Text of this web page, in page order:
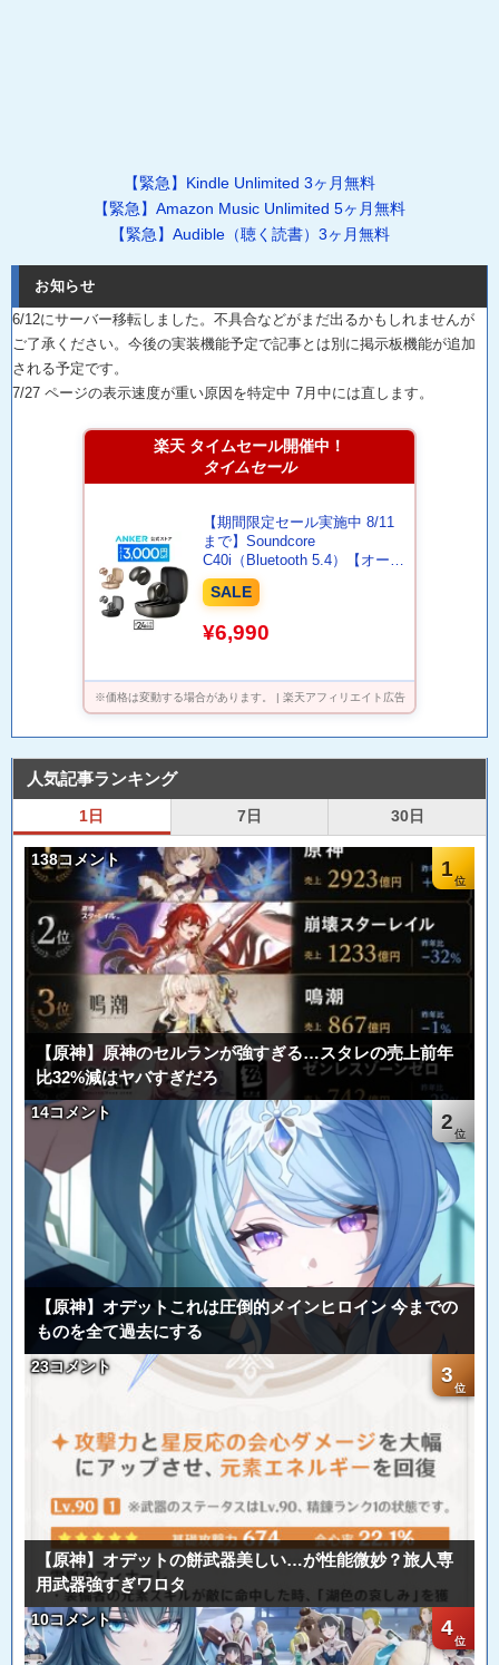
【緊急】Kindle Unlimited 3ヶ月無料
【緊急】Amazon Music Unlimited 5ヶ月無料
【緊急】Audible（聴く読書）3ヶ月無料
お知らせ
6/12にサーバー移転しました。不具合などがまだ出るかもしれませんが
ご了承ください。今後の実装機能予定で記事とは別に掲示板機能が追加
される予定です。
7/27 ページの表示速度が重い原因を特定中 7月中には直します。
楽天 タイムセール開催中！
タイムセール
【期間限定セール実施中 8/11
まで】Soundcore
C40i（Bluetooth 5.4）【オープ
ンイヤー型ワイヤレスイヤホ
ン/イヤーカフ/ IPX4防水規格/
ト接続】
SALE
¥6,990
※価格は変動する場合があります。 | 楽天アフィリエイト広告
人気記事ランキング
1日 7日 30日
1
138コメント
【原神】原神のセルランが強すぎる…スタレの売上前年
比32%減はヤバすぎだろ
2
14コメント
【原神】オデットこれは圧倒的メインヒロイン 今までの
ものを全て過去にする
3
23コメント
【原神】オデットの餅武器美しい…が性能微妙？旅人専
用武器強すぎワロタ
4
10コメント